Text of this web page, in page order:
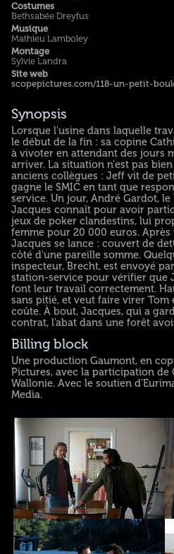
Costumes
Bethsabée Dreyfus
Musique
Mathieu Lamboley
Montage
Sylvie Landra
Site web
scopepictures.com/118-un-petit-
Synopsis
Lorsque l'usine dans laquelle
le début de la fin : sa copine
à vivoter en attendant des jours
arriver. La situation n'est pas
anciens collègues : Jeff vit de
gagne le SMIC en tant que
service. Un jour, André Gardot,
Jacques connaît pour avoir
jeux de poker clandestins, lui
femme pour 20 000 euros.
Jacques se lance : couvert de
côté d'une pareille somme.
inspecteur, Brecht, est envoyé
station-service pour vérifier que
font leur travail correctement.
sans pitié, et veut faire virer Tom
coûte. À bout, Jacques, qui a
contrat, l'abat dans une forêt
Billing block
Une production Gaumont, en
Pictures, avec la participation de
Wallonie. Avec le soutien
Media.